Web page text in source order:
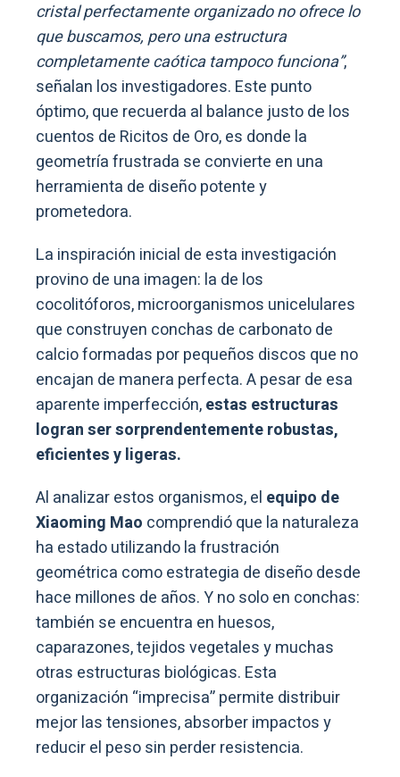
cristal perfectamente organizado no ofrece lo
que buscamos, pero una estructura
completamente caótica tampoco funciona”,
señalan los investigadores. Este punto
óptimo, que recuerda al balance justo de los
cuentos de Ricitos de Oro, es donde la
geometría frustrada se convierte en una
herramienta de diseño potente y
prometedora.
La inspiración inicial de esta investigación
provino de una imagen: la de los
cocolitóforos, microorganismos unicelulares
que construyen conchas de carbonato de
calcio formadas por pequeños discos que no
encajan de manera perfecta. A pesar de esa
aparente imperfección,estas estructuras
logran ser sorprendentemente robustas,
eficientes y ligeras.
Al analizar estos organismos, el equipo de
Xiaoming Mao comprendió que la naturaleza
ha estado utilizando la frustración
geométrica como estrategia de diseño desde
hace millones de años. Y no solo en conchas:
también se encuentra en huesos,
caparazones, tejidos vegetales y muchas
otras estructuras biológicas. Esta
organización “imprecisa” permite distribuir
mejor las tensiones, absorber impactos y
reducir el peso sin perder resistencia.